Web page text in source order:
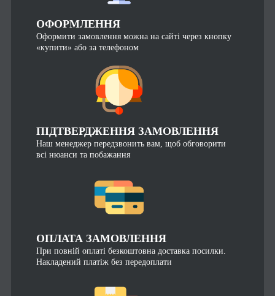
ОФОРМЛЕННЯ
Оформити замовлення можна на сайті через кнопку
«купити» або за телефоном
ПІДТВЕРДЖЕННЯ ЗАМОВЛЕННЯ
Наш менеджер передзвонить вам, щоб обговорити
всі нюанси та побажання
ОПЛАТА ЗАМОВЛЕННЯ
При повній оплаті безкоштовна доставка посилки.
Накладений платіж без передоплати